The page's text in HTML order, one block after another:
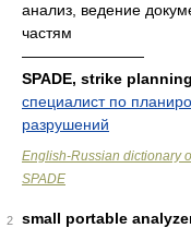
анализ, ведение
частям
————————
SPADE, strike
специалист по
разрушений
English-Russian dictionary
SPADE
2
small portable